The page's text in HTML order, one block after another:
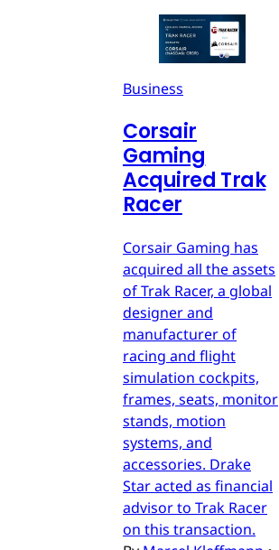
Business
Corsair
Gaming
Acquired Trak
Racer
Corsair Gaming has
acquired all the assets
of Trak Racer, a global
designer and
manufacturer of
racing and flight
simulation cockpits,
frames, seats, monitor
stands, motion
systems, and
accessories. Drake
Star acted as financial
advisor to Trak Racer
on this transaction.